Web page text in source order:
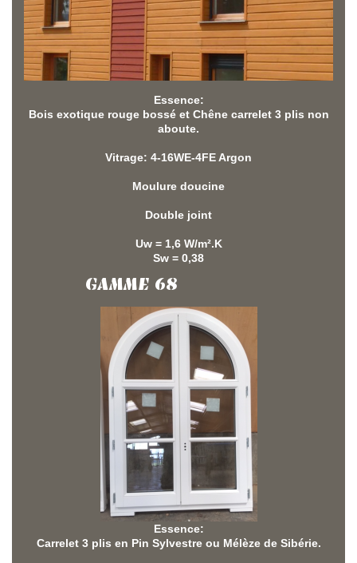
Essence:
Bois exotique rouge bossé et Chêne carrelet 3 plis non
aboute.
Vitrage: 4-16WE-4FE Argon
Moulure doucine
Double joint
Uw = 1,6 W/m².K
Sw = 0,38
GAMME 68
Essence:
Carrelet 3 plis en Pin Sylvestre ou Mélèze de Sibérie.